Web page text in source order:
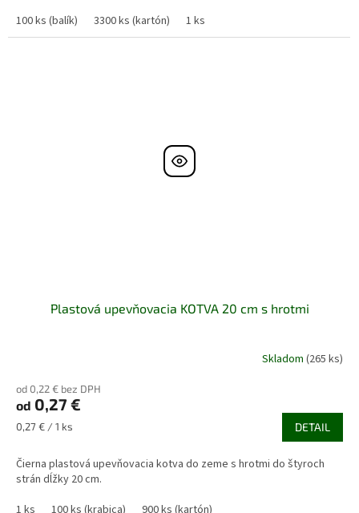
100 ks (balík)
3300 ks (kartón) 1 ks
Plastová upevňovacia KOTVA 20 cm s hrotmi
Skladom (265 ks)
od 0,22 € bez DPH
od 0,27 €
Jednotková
0,27 € / 1 ks DETAIL
Čierna plastová upevňovacia kotva do zeme s hrotmi do štyroch
strán dĺžky 20 cm.